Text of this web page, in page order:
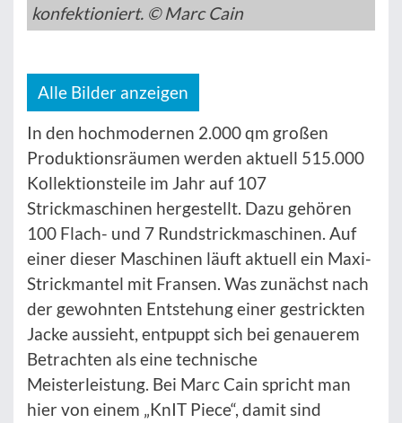
konfektioniert. © Marc Cain
Alle Bilder anzeigen
In den hochmodernen 2.000 qm großen
Produktionsräumen werden aktuell 515.000
Kollektionsteile im Jahr auf 107
Strickmaschinen hergestellt. Dazu gehören
100 Flach- und 7 Rundstrickmaschinen. Auf
einer dieser Maschinen läuft aktuell ein Maxi-
Strickmantel mit Fransen. Was zunächst nach
der gewohnten Entstehung einer gestrickten
Jacke aussieht, entpuppt sich bei genauerem
Betrachten als eine technische
Meisterleistung. Bei Marc Cain spricht man
hier von einem „KnIT Piece“, damit sind